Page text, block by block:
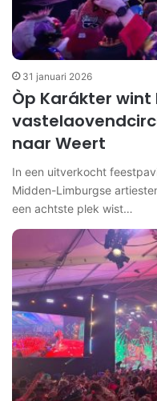
31 januari 2026
Òp Karákter wint
naar Weert
In een uitverkocht
Midden-Limburgse
een achtste plek wist…